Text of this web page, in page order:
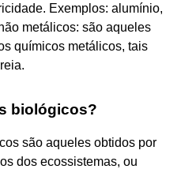
Exemplos: alumínio,
metálicos: são aqueles
químicos metálicos, tais
biológicos?
são aqueles obtidos por
dos ecossistemas, ou